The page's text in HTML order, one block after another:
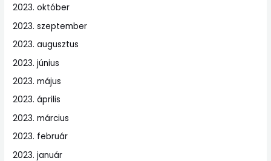
2023. október
2023. szeptember
2023. augusztus
2023. június
2023. május
2023. április
2023. március
2023. február
2023. január